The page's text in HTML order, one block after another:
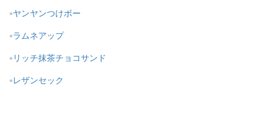
ヤンヤンつけボー
ラムネアップ
リッチ抹茶チョコサンド
レザンセック